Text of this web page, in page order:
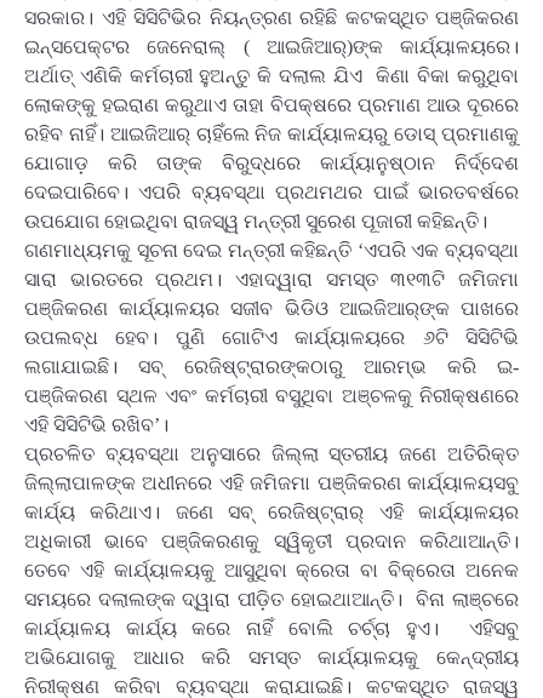
ସରକାର। ଏହି ସିସିଟିଭିର ନିୟନ୍ତ୍ରଣ ରହିଛି କଟକସ୍ଥିତ ପଞ୍ଜିକରଣ
ଇନ୍ସପେକ୍ଟର ଜେନେରାଲ୍‍ ( ଆଇଜିଆର୍‍)ଙ୍କ କାର୍ଯ୍ୟାଳୟରେ।
ଅର୍ଥାତ୍‍ ଏଣିକି କର୍ମଚାରୀ ହୁଅନ୍ତୁ କି ଦଲାଲ ଯିଏ କିଣା ବିକା କରୁଥିବା
ଲୋକଙ୍କୁ ହଇରାଣ କରୁଥାଏ ତାହା ବିପକ୍ଷରେ ପ୍ରମାଣ ଆଉ ଦୂରରେ
ରହିବ ନାହିଁ। ଆଇଜିଆର୍‍ ଚାହିଁଲେ ନିଜ କାର୍ଯ୍ୟାଳୟରୁ ଡୋସ୍‍ ପ୍ରମାଣକୁ
ଯୋଗାଡ଼ କରି ତାଙ୍କ ବିରୁଦ୍ଧରେ କାର୍ଯ୍ୟାନୁଷ୍ଠାନ ନିର୍ଦ୍ଦେଶ
ଦେଇପାରିବେ। ଏପରି ବ୍ୟବସ୍ଥା ପ୍ରଥମଥର ପାଇଁ ଭାରତବର୍ଷରେ
ଉପଯୋଗ ହୋଇଥିବା ରାଜସ୍ୱ ମନ୍ତ୍ରୀ ସୁରେଶ ପୂଜାରୀ କହିଛନ୍ତି।
ଗଣମାଧ୍ୟମକୁ ସୂଚନା ଦେଇ ମନ୍ତ୍ରୀ କହିଛନ୍ତି ‘ଏପରି ଏକ ବ୍ୟବସ୍ଥା
ସାରା ଭାରତରେ ପ୍ରଥମ। ଏହାଦ୍ୱାରା ସମସ୍ତ ୩୧୩ଟି ଜମିଜମା
ପଞ୍ଜିକରଣ କାର୍ଯ୍ୟାଳୟର ସଜୀବ ଭିଡିଓ ଆଇଜିଆର୍‍ଙ୍କ ପାଖରେ
ଉପଲବ୍ଧ ହେବ। ପୁଣି ଗୋଟିଏ କାର୍ଯ୍ୟାଳୟରେ ୬ଟି ସିସିଟିଭି
ଲଗାଯାଇଛି। ସବ୍‍ ରେଜିଷ୍ଟ୍ରାରଙ୍କଠାରୁ ଆରମ୍ଭ କରି ଇ-
ପଞ୍ଜିକରଣ ସ୍ଥଳ ଏବଂ କର୍ମଚାରୀ ବସୁଥିବା ଅଞ୍ଚଳକୁ ନିରୀକ୍ଷଣରେ
ଏହି ସିସିଟିଭି ରଖିବ’।
ପ୍ରଚଳିତ ବ୍ୟବସ୍ଥା ଅନୁସାରେ ଜିଲ୍ଲା ସ୍ତରୀୟ ଜଣେ ଅତିରିକ୍ତ
ଜିଲ୍ଲାପାଳଙ୍କ ଅଧୀନରେ ଏହି ଜମିଜମା ପଞ୍ଜିକରଣ କାର୍ଯ୍ୟାଳୟସବୁ
କାର୍ଯ୍ୟ କରିଥାଏ। ଜଣେ ସବ୍‍ ରେଜିଷ୍ଟ୍ରାର୍‍ ଏହି କାର୍ଯ୍ୟାଳୟର
ଅଧିକାରୀ ଭାବେ ପଞ୍ଜିକରଣକୁ ସ୍ୱିକୃତୀ ପ୍ରଦାନ କରିଥାଆନ୍ତି।
ତେବେ ଏହି କାର୍ଯ୍ୟାଳୟକୁ ଆସୁଥିବା କ୍ରେତା ବା ବିକ୍ରେତା ଅନେକ
ସମୟରେ ଦଲାଲଙ୍କ ଦ୍ୱାରା ପୀଡ଼ିତ ହୋଇଥାଆନ୍ତି। ବିନା ଲାଞ୍ଚରେ
କାର୍ଯ୍ୟାଳୟ କାର୍ଯ୍ୟ କରେ ନାହିଁ ବୋଲି ଚର୍ଚ୍ଚା ହୁଏ। ଏହିସବୁ
ଅଭିଯୋଗକୁ ଆଧାର କରି ସମସ୍ତ କାର୍ଯ୍ୟାଳୟକୁ କେନ୍ଦ୍ରୀୟ
ନିରୀକ୍ଷଣ କରିବା ବ୍ୟବସ୍ଥା କରାଯାଇଛି। କଟକସ୍ଥିତ ରାଜସ୍ୱ